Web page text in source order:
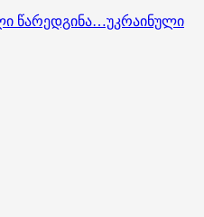
წარედგინა…უკრაინული